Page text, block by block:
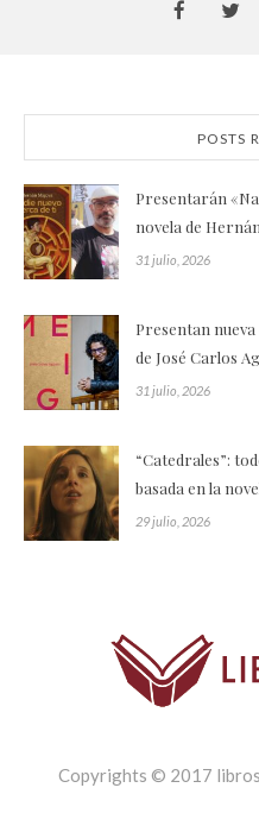
POSTS
Presentarán
novela de
31 julio, 2026
Presentan
de José Carlos
31 julio, 2026
“Catedrales”:
basada en la
29 julio, 2026
Copyrights © 2017